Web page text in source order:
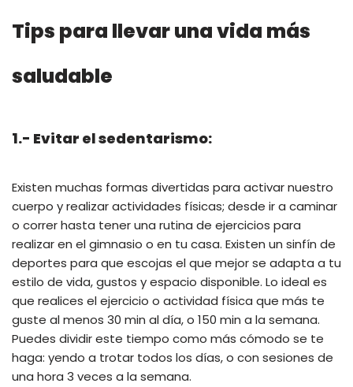
Tips para llevar una vida más
saludable
1.- Evitar el sedentarismo:
Existen muchas formas divertidas para activar nuestro
cuerpo y realizar actividades físicas; desde ir a caminar
o correr hasta tener una rutina de ejercicios para
realizar en el gimnasio o en tu casa. Existen un sinfín de
deportes para que escojas el que mejor se adapta a tu
estilo de vida, gustos y espacio disponible. Lo ideal es
que realices el ejercicio o actividad física que más te
guste al menos 30 min al día, o 150 min a la semana.
Puedes dividir este tiempo como más cómodo se te
haga: yendo a trotar todos los días, o con sesiones de
una hora 3 veces a la semana.